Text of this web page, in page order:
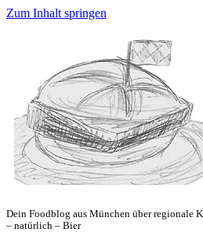
Zum Inhalt springen
Dein Foodblog aus München über regionale
– natürlich – Bier